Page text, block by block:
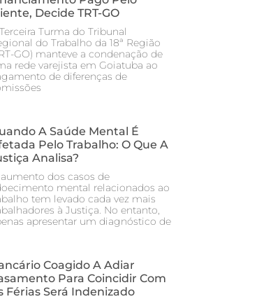
Decide TRT-GO
Turma do Tribunal
do Trabalho da 18ª Região
GO) manteve a condenação de
rede varejista em Goiatuba ao
de diferenças de
A Saúde Mental É
Pelo Trabalho: O Que A
Analisa?
dos casos de
mental relacionados ao
tem levado cada vez mais
à Justiça. No entanto,
apresentar um diagnóstico de
Coagido A Adiar
Para Coincidir Com
Férias Será Indenizado